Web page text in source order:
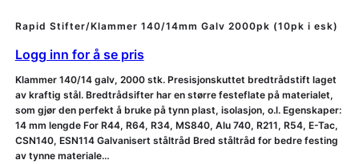
Rapid Stifter/Klammer 140/14mm Galv 2000pk (10pk i esk)
Logg inn for å se pris
Klammer 140/14 galv, 2000 stk. Presisjonskuttet bredtrådstift laget
av kraftig stål. Bredtrådsifter har en større festeflate på materialet,
som gjør den perfekt å bruke på tynn plast, isolasjon, o.l. Egenskaper:
14 mm lengde For R44, R64, R34, MS840, Alu 740, R211, R54, E-Tac,
CSN140, ESN114 Galvanisert ståltråd Bred ståltråd for bedre festing
av tynne materiale…